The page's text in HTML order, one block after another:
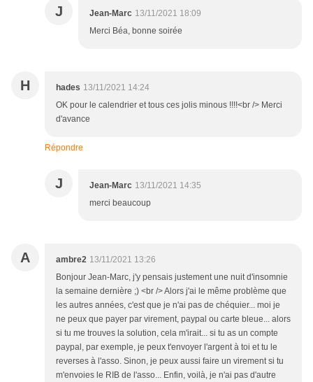
J Jean-Marc 13/11/2021 18:09
Merci Béa, bonne soirée
H hades 13/11/2021 14:24
OK pour le calendrier et tous ces jolis minous !!!!<br /> Merci
d'avance
Répondre
J Jean-Marc 13/11/2021 14:35
merci beaucoup
A ambre2 13/11/2021 13:26
Bonjour Jean-Marc, j'y pensais justement une nuit d'insomnie
la semaine dernière ;) <br /> Alors j'ai le même problème que
les autres années, c'est que je n'ai pas de chéquier... moi je
ne peux que payer par virement, paypal ou carte bleue... alors
si tu me trouves la solution, cela m'irait... si tu as un compte
paypal, par exemple, je peux t'envoyer l'argent à toi et tu le
reverses à l'asso. Sinon, je peux aussi faire un virement si tu
m'envoies le RIB de l'asso... Enfin, voilà, je n'ai pas d'autre